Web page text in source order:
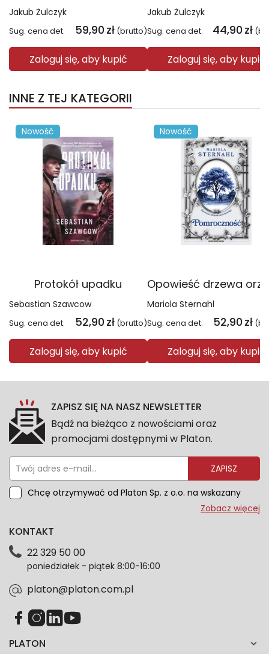
Jakub Żulczyk
Sug. cena det. 59,90 zł (brutto)
Zaloguj się, aby kupić
Jakub Żulczyk
Sug. cena det. 44,90 zł
Zaloguj się, aby kupić
INNE Z TEJ KATEGORII
Nowość
Protokół upadku
Sebastian Szawcow
Sug. cena det. 52,90 zł (brutto)
Zaloguj się, aby kupić
Nowość
Mariola Sternahl
Sug. cena det. 52,90 zł
Zaloguj się, aby kupić
ZAPISZ SIĘ NA NASZ NEWSLETTER
Bądź na bieżąco z nowościami oraz
promocjami dostępnymi w Platon.
ZAPISZ
Chcę otrzymywać od Platon Sp. z o.o. na wskazany
przeze mnie adres e-mail informacje marketingowe
dotyczące danych osobowych znajdziesz w naszej
każdym czasie. Wycofanie zgody nie wpłynie na
zgodność z prawem przetwarzania dokonanego przed
Zobacz więcej
PLATON
KONTAKT
22 329 50 00
poniedziałek - piątek 8:00-16:00
platon@platon.com.pl